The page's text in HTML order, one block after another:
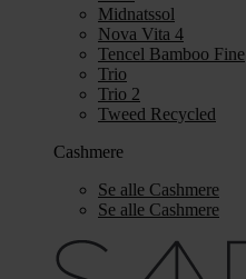
Midnatssol
Nova Vita 4
Tencel Bamboo Fine
Trio
Trio 2
Tweed Recycled
Cashmere
Se alle Cashmere
Se alle Cashmere